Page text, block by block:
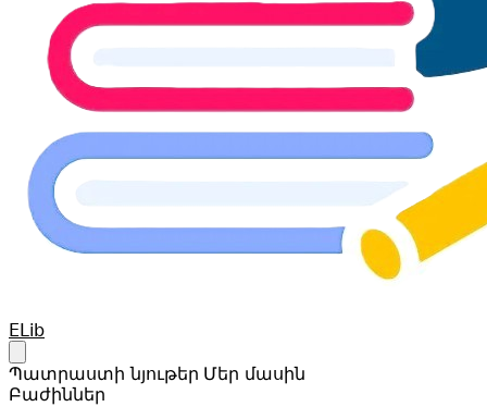
Your Company
ELib
Պատրաստի նյութեր Մեր մասին
Բաժիններ